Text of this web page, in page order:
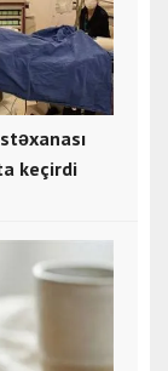
keçirdi